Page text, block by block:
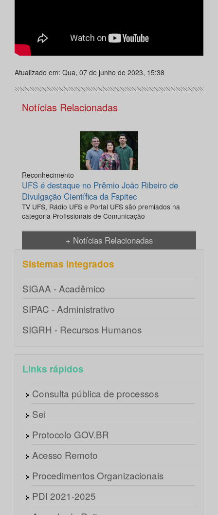
Atualizado em: Qua, 07 de junho de 2023, 15:38
Notícias Relacionadas
Reconhecimento
UFS é destaque no Prêmio João Ribeiro de
Divulgação Científica da Fapitec
TV UFS, Rádio UFS e Portal UFS são premiados na
categoria Profissionais de Comunicação
+ Notícias Relacionadas
Sistemas integrados
SIGAA - Acadêmico
SIPAC - Administrativo
SIGRH - Recursos Humanos
Links rápidos
Consulta pública de processos
Sei
Protocolo GOV.BR
Acesso Remoto
Procedimentos Organizacionais
PDI 2021-2025